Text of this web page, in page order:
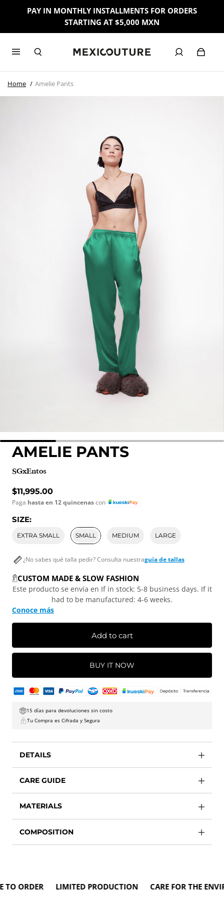
PAY IN MONTHLY INSTALLMENTS FOR ORDERS
STARTING AT $5,000 MXN
Home Amelie Pants
AMELIE PANTS
SGxEntos
Regular price
$11,995.00
Paga hasta en 12 quincenascon
SIZE:
EXTRA SMALL SMALL MEDIUM LARGE
¿No sabes qué talla pedir? Consulta nuestraguía de tallas
CUSTOM MADE & SLOW FASHION
Este producto se envía en If in stock: 5-8 business days. If it
had to be manufactured: 4-6 weeks.
Conoce más
Add to cart
BUY IT NOW
15 días para devoluciones sin costo
Tu Compra es Cifrada y Segura
DETAILS
CARE GUIDE
MATERIALS
COMPOSITION
LIMITED PRODUCTION CARE FOR THE